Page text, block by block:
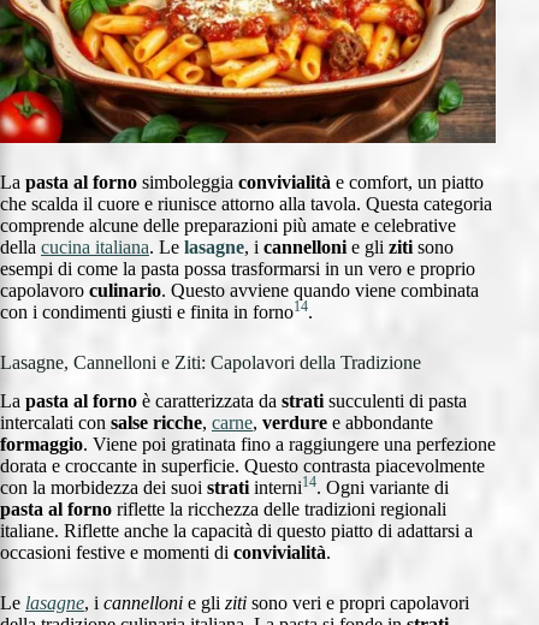
La pasta al forno simboleggia convivialità e comfort, un piatto
che scalda il cuore e riunisce attorno alla tavola. Questa categoria
comprende alcune delle preparazioni più amate e celebrative
della cucina italiana. Le lasagne, i cannelloni e gli ziti sono
esempi di come la pasta possa trasformarsi in un vero e proprio
capolavoro culinario. Questo avviene quando viene combinata
con i condimenti giusti e finita in forno14.
Lasagne, Cannelloni e Ziti: Capolavori della Tradizione
La pasta al forno è caratterizzata da stratisucculenti di pasta
intercalati con salse ricche, carne, verdure e abbondante
formaggio. Viene poi gratinata fino a raggiungere una perfezione
dorata e croccante in superficie. Questo contrasta piacevolmente
con la morbidezza dei suoi stratiinterni14. Ogni variante di
pasta al forno riflette la ricchezza delle tradizioni regionali
italiane. Riflette anche la capacità di questo piatto di adattarsi a
occasioni festive e momenti di convivialità.
Le lasagne, i cannelloni e gli ziti sono veri e propri capolavori